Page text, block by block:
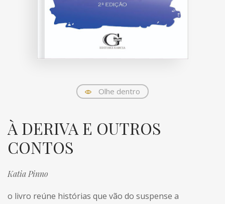
Olhe dentro
À DERIVA E OUTROS
CONTOS
Katia Pinno
o livro reúne histórias que vão do suspense a